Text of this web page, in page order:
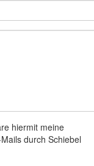
hiermit meine
durch Schiebel